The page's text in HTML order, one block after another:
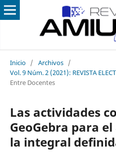
Inicio / Archivos /
Vol. 9 Núm. 2 (2021): REVISTA
Entre Docentes
Las actividades
GeoGebra para
la integral